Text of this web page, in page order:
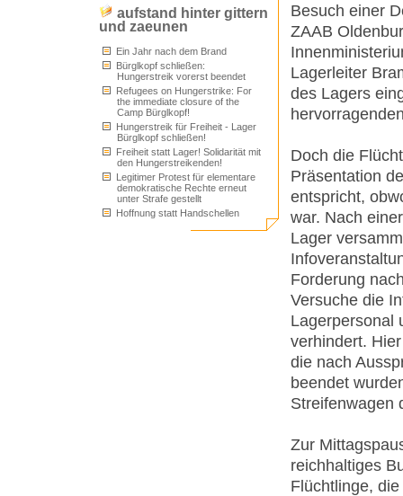
aufstand hinter gittern
und zaeunen
Ein Jahr nach dem Brand
Bürglkopf schließen:
Hungerstreik vorerst beendet
Refugees on Hungerstrike: For
the immediate closure of the
Camp Bürglkopf!
Hungerstreik für Freiheit - Lager
Bürglkopf schließen!
Freiheit statt Lager! Solidarität mit
den Hungerstreikenden!
Legitimer Protest für elementare
demokratische Rechte erneut
unter Strafe gestellt
Hoffnung statt Handschellen
Besuch einer
ZAAB
Lagerleiter
des Lagers
Doch die
Präsentation
entspricht,
war. Nach
Lager
Forderung
Versuche die
Lagerpersonal
verhindert.
die nach
beendet
Streifenwagen
Zur
reichhaltiges
Flüchtlinge,